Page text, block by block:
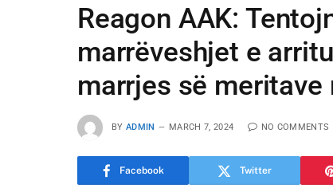
Reagon AAK:
marrëveshjet e
marrjes së
BY ADMIN MARCH 7, 2024 NO COMMENTS
Facebook Twitter